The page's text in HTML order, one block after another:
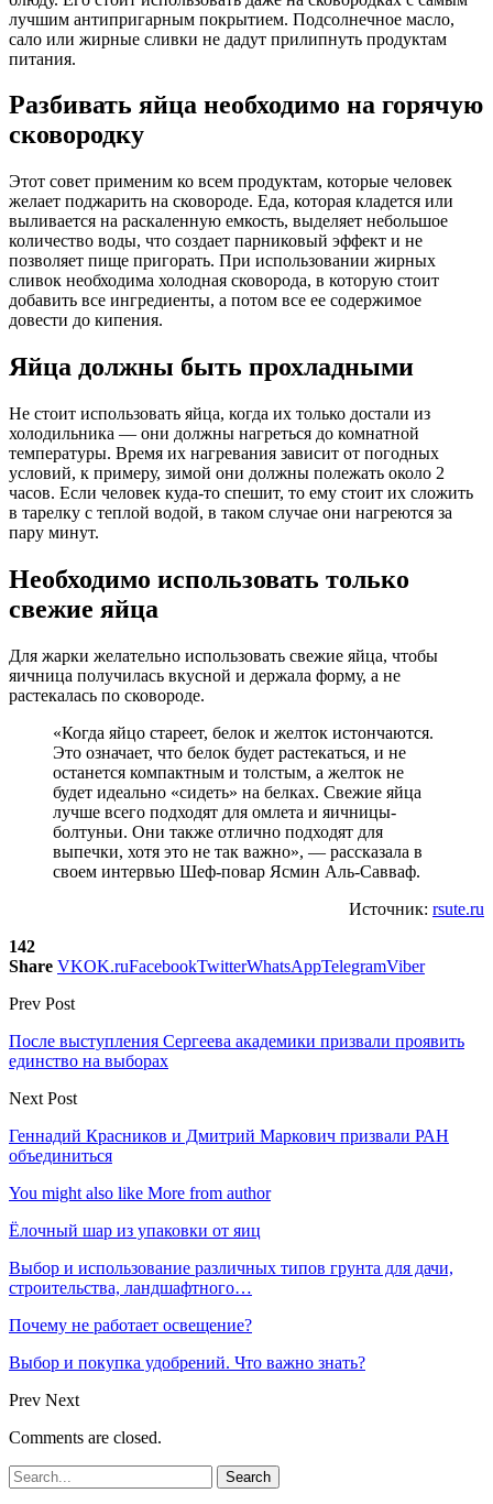
лучшим антипригарным покрытием. Подсолнечное масло,
сало или жирные сливки не дадут прилипнуть продуктам
питания.
Разбивать яйца необходимо на горячую
сковородку
Этот совет применим ко всем продуктам, которые человек
желает поджарить на сковороде. Еда, которая кладется или
выливается на раскаленную емкость, выделяет небольшое
количество воды, что создает парниковый эффект и не
позволяет пище пригорать. При использовании жирных
сливок необходима холодная сковорода, в которую стоит
добавить все ингредиенты, а потом все ее содержимое
довести до кипения.
Яйца должны быть прохладными
Не стоит использовать яйца, когда их только достали из
холодильника — они должны нагреться до комнатной
температуры. Время их нагревания зависит от погодных
условий, к примеру, зимой они должны полежать около 2
часов. Если человек куда-то спешит, то ему стоит их сложить
в тарелку с теплой водой, в таком случае они нагреются за
пару минут.
Необходимо использовать только
свежие яйца
Для жарки желательно использовать свежие яйца, чтобы
яичница получилась вкусной и держала форму, а не
растекалась по сковороде.
«Когда яйцо стареет, белок и желток истончаются.
Это означает, что белок будет растекаться, и не
останется компактным и толстым, а желток не
будет идеально «сидеть» на белках. Свежие яйца
лучше всего подходят для омлета и яичницы-
болтуньи. Они также отлично подходят для
выпечки, хотя это не так важно», — рассказала в
своем интервью Шеф-повар Ясмин Аль-Савваф.
Источник: rsute.ru
142
Share VKOK.ruFacebookTwitterWhatsAppTelegramViber
Prev Post
После выступления Сергеева академики призвали проявить
единство на выборах
Next Post
Геннадий Красников и Дмитрий Маркович призвали РАН
объединиться
You might also like More from author
Ёлочный шар из упаковки от яиц
Выбор и использование различных типов грунта для дачи,
строительства, ландшафтного…
Почему не работает освещение?
Выбор и покупка удобрений. Что важно знать?
Prev Next
Comments are closed.